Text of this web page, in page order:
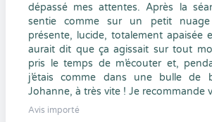
dépassé mes attentes. Après la
sentie comme sur un petit
présente, lucide, totalement apaisée
aurait dit que ça agissait sur tout
pris le temps de m’écouter et,
j’étais comme dans une bulle de
Johanne, à très vite ! Je recommande
Avis importé